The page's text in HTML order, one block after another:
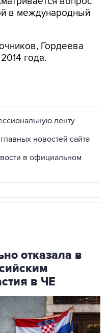
в международный
Гордеева
года.
ленту
новостей сайта
в официальном
отказала в
в ЧЕ